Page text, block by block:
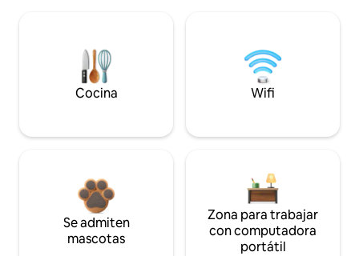
Cocina Wifi
Se admiten
mascotas
Zona para trabajar
con computadora
portátil